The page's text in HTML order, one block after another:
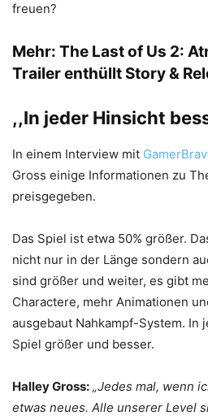
freuen?
Mehr: The Last of Us 2:
Trailer enthüllt Story &
,,In jeder Hinsicht
In einem Interview mit
Gross einige Informationen zu
preisgegeben.
Das Spiel ist etwa 50% größer.
nicht nur in der Länge sondern
sind größer und weiter, es gibt
Charactere, mehr Animationen
ausgebaut Nahkampf-System. In
Spiel größer und besser.
Halley Gross: „Jedes mal, wenn
etwas neues. Alle unserer Level